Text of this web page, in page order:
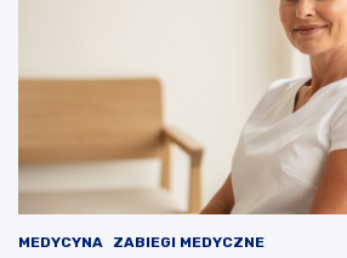
MEDYCYNA ZABIEGI MEDYCZNE